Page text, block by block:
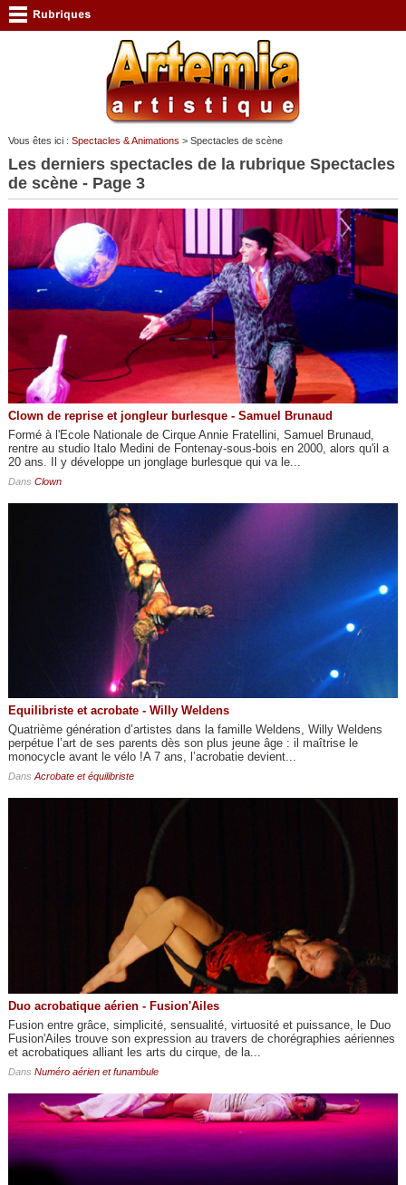
Vous êtes ici : Spectacles & Animations > Spectacles de scène
Les derniers spectacles de la rubrique Spectacles
de scène - Page 3
Clown de reprise et jongleur burlesque - Samuel Brunaud
Formé à l'Ecole Nationale de Cirque Annie Fratellini, Samuel Brunaud,
rentre au studio Italo Medini de Fontenay-sous-bois en 2000, alors qu'il a
20 ans. Il y développe un jonglage burlesque qui va le...
Dans Clown
Equilibriste et acrobate - Willy Weldens
Quatrième génération d’artistes dans la famille Weldens, Willy Weldens
perpétue l’art de ses parents dès son plus jeune âge : il maîtrise le
monocycle avant le vélo !A 7 ans, l’acrobatie devient...
Dans Acrobate et équilibriste
Duo acrobatique aérien - Fusion'Ailes
Fusion entre grâce, simplicité, sensualité, virtuosité et puissance, le Duo
Fusion'Ailes trouve son expression au travers de chorégraphies aériennes
et acrobatiques alliant les arts du cirque, de la...
Dans Numéro aérien et funambule